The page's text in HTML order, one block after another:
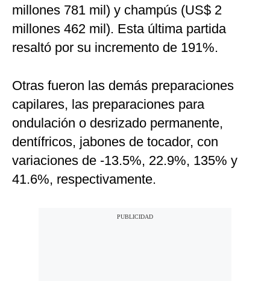
millones 781 mil) y champús (US$ 2
millones 462 mil). Esta última partida
resaltó por su incremento de 191%.
Otras fueron las demás preparaciones
capilares, las preparaciones para
ondulación o desrizado permanente,
dentífricos, jabones de tocador, con
variaciones de -13.5%, 22.9%, 135% y
41.6%, respectivamente.